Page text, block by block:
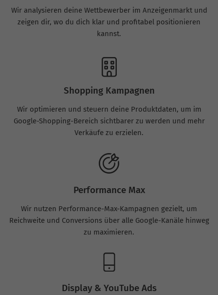
Wir analysieren deine Wettbewerber im Anzeigenmarkt und
zeigen dir, wo du dich klar und profitabel positionieren
kannst.
Shopping Kampagnen
Wir optimieren und steuern deine Produktdaten, um im
Google-Shopping-Bereich sichtbarer zu werden und mehr
Verkäufe zu erzielen.
Performance Max
Wir nutzen Performance-Max-Kampagnen gezielt, um
Reichweite und Conversions über alle Google-Kanäle hinweg
zu maximieren.
Display & YouTube Ads